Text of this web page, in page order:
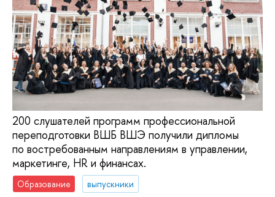
200 слушателей программ профессиональной
переподготовки ВШБ ВШЭ получили дипломы
по востребованным направлениям в управлении,
маркетинге, HR и финансах.
Образование
выпускники